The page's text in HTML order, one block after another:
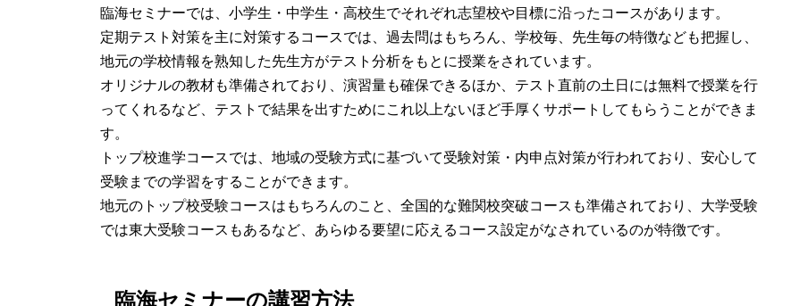
弥生台校
問合せ
横浜市/泉区
岡村校
問合せ
横浜市/磯子区
上中里校
横浜市/磯子区
屏風浦校
横浜市/磯子区
洋光台校
臨海セミナーでは、小学生・中学生・高校生でそれぞれ志望校や目標に沿ったコースがあります。
定期テスト対策を主に対策するコースでは、過去問はもちろん、学校毎、先生毎の特徴なども把握し、
地元の学校情報を熟知した先生方がテスト分析をもとに授業をされています。
オリジナルの教材も準備されており、演習量も確保できるほか、テスト直前の土日には無料で授業を行
ってくれるなど、テストで結果を出すためにこれ以上ないほど手厚くサポートしてもらうことができま
す。
トップ校進学コースでは、地域の受験方式に基づいて受験対策・内申点対策が行われており、安心して
受験までの学習をすることができます。
地元のトップ校受験コースはもちろんのこと、全国的な難関校突破コースも準備されており、大学受験
では東大受験コースもあるなど、あらゆる要望に応えるコース設定がなされているのが特徴です。
臨海セミナーの講習方法